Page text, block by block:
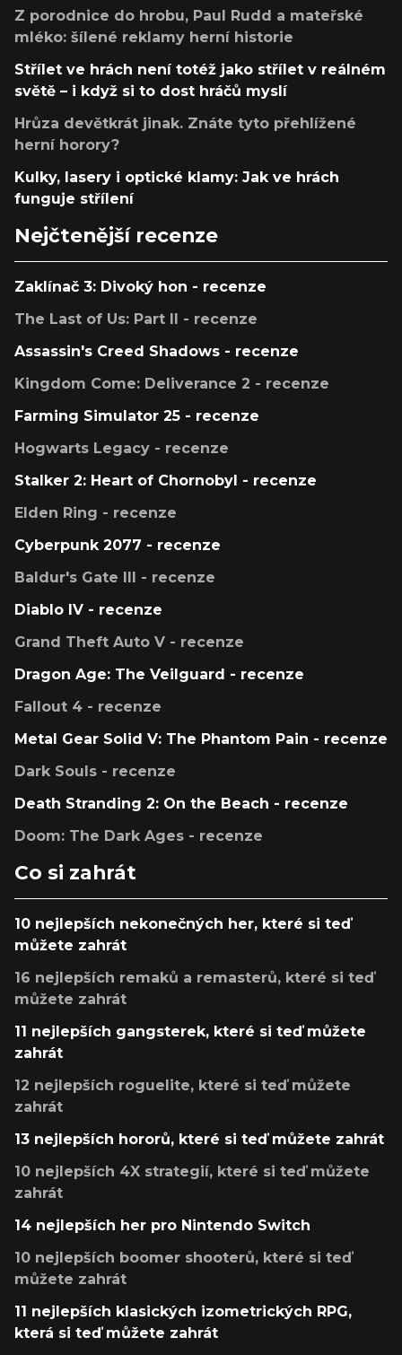
Z porodnice do hrobu, Paul Rudd a mateřské
mléko: šílené reklamy herní historie
Střílet ve hrách není totéž jako střílet v reálném
světě – i když si to dost hráčů myslí
Hrůza devětkrát jinak. Znáte tyto přehlížené
herní horory?
Kulky, lasery i optické klamy: Jak ve hrách
funguje střílení
Nejčtenější recenze
Zaklínač 3: Divoký hon - recenze
The Last of Us: Part II - recenze
Assassin's Creed Shadows - recenze
Kingdom Come: Deliverance 2 - recenze
Farming Simulator 25 - recenze
Hogwarts Legacy - recenze
Stalker 2: Heart of Chornobyl - recenze
Elden Ring - recenze
Cyberpunk 2077 - recenze
Baldur's Gate III - recenze
Diablo IV - recenze
Grand Theft Auto V - recenze
Dragon Age: The Veilguard - recenze
Fallout 4 - recenze
Metal Gear Solid V: The Phantom Pain - recenze
Dark Souls - recenze
Death Stranding 2: On the Beach - recenze
Doom: The Dark Ages - recenze
Co si zahrát
10 nejlepších nekonečných her, které si teď
můžete zahrát
16 nejlepších remaků a remasterů, které si teď
můžete zahrát
11 nejlepších gangsterek, které si teď můžete
zahrát
12 nejlepších roguelite, které si teď můžete
zahrát
13 nejlepších hororů, které si teď můžete zahrát
10 nejlepších 4X strategií, které si teď můžete
zahrát
14 nejlepších her pro Nintendo Switch
10 nejlepších boomer shooterů, které si teď
můžete zahrát
11 nejlepších klasických izometrických RPG,
která si teď můžete zahrát